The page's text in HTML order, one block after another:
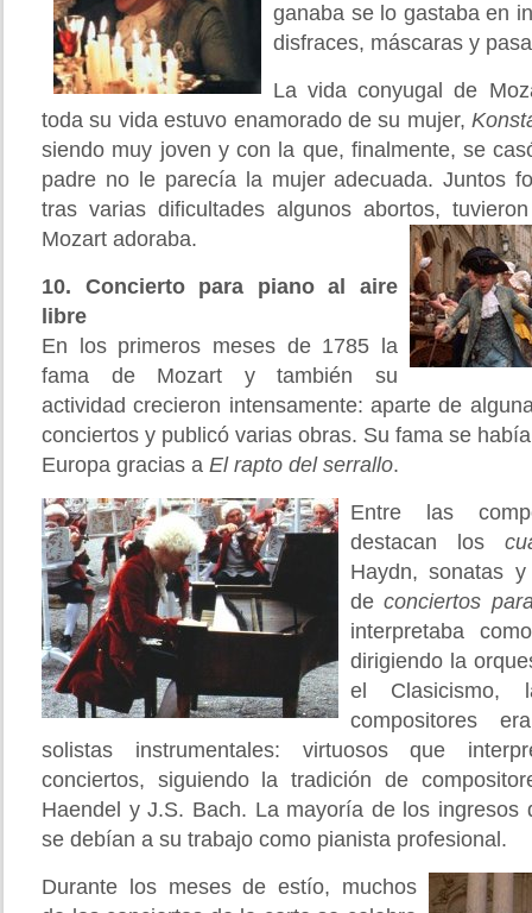
ganaba se lo gastaba en
disfraces, máscaras y
La vida conyugal de
toda su vida estuvo enamorado de su mujer,
siendo muy joven y con la que, finalmente, se
padre no le parecía la mujer adecuada. Juntos
tras varias dificultades algunos abortos,
Mozart adoraba.
10. Concierto para piano al aire
libre
En los primeros meses de 1785 la
fama de Mozart y también su
actividad crecieron intensamente: aparte de
conciertos y publicó varias obras. Su fama se
Europa gracias a El rapto del serrallo.
Entre las
destacan los
Haydn, sonatas
deconciertos
interpretaba
dirigiendo la
el Clasicismo,
compositores
solistas instrumentales: virtuosos que
conciertos, siguiendo la tradición de
Haendel y J.S. Bach. La mayoría de los ingresos
se debían a su trabajo como pianista profesional.
Durante los meses de estío, muchos